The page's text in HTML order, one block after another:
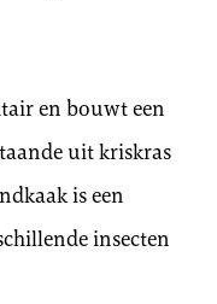
en bouwt een
uit kriskras
is een
insecten